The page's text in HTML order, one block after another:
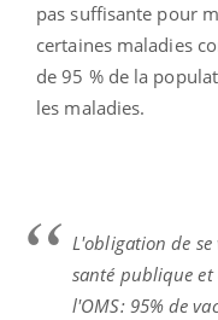
pas suffisante pour
certaines maladies
de 95 % de la
les maladies.
L'obligation de
santé publique
l'OMS: 95% de